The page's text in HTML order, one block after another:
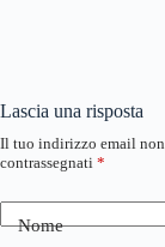
Lascia una risposta
Il tuo indirizzo email
contrassegnati *
Nome